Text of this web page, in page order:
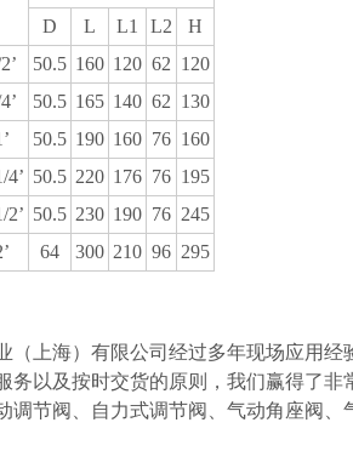
D
L L1 L2
H
50.5 160 120 62 120
50.5 165 140 62 130
50.5 190 160 76 160
4’ 50.5 220 176 76 195
2’ 50.5 230 190 76 245
64 300 210 96 295
（上海）有限公司经过多年现场应用
务以及按时交货的原则，我们赢得了
调节阀、自力式调节阀、气动角座阀、